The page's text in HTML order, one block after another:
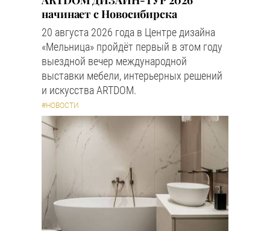
начинает с Новосибирска
20 августа 2026 года в Центре дизайна
«Мельница» пройдёт первый в этом году
выездной вечер международной
выставки мебели, интерьерных решений
и искусства ARTDOM.
#НОВОСТИ